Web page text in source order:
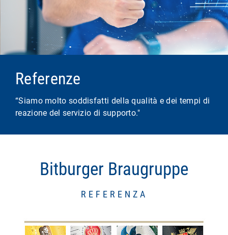
Referenze
“Siamo molto soddisfatti della qualità e dei tempi di
reazione del servizio di supporto."
Bitburger Braugruppe
REFERENZA